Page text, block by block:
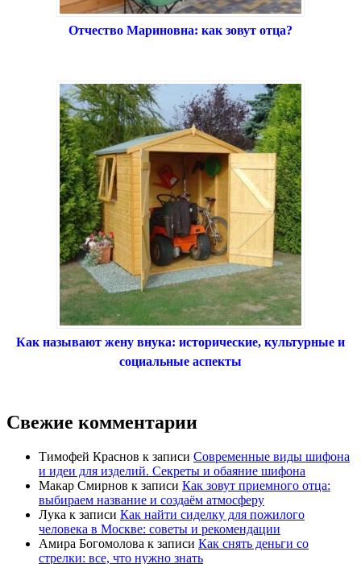
Отчество Мариновна: как зовут отца?
Как называют жену внука: исторические, культурные и
социальные аспекты
Свежие комментарии
Тимофей Краснов к записи Современные виды шифона
и идеи для изделий. Секреты и обаяние шифона
Макар Смирнов к записи Как зовут приемного отца:
выбираем название и создаём атмосферу
Лука к записи Как найти сиделку для пожилого
человека в Москве: советы и рекомендации
Амира Богомолова к записи Как снять деньги со
стрелки: все, что нужно знать